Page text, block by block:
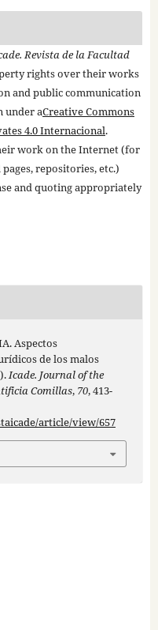
Revista de la Facultad
rights over their works
and public communication
under aCreative Commons
4.0 Internacional.
work on the Internet (for
repositories, etc.)
and quoting appropriately
Aspectos
de los malos
Icade. Journal of the
Comillas, 70, 413-
article/view/657